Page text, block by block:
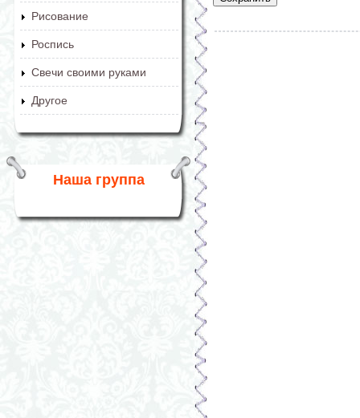
Рисование
Роспись
Свечи своими руками
Другое
Наша группа